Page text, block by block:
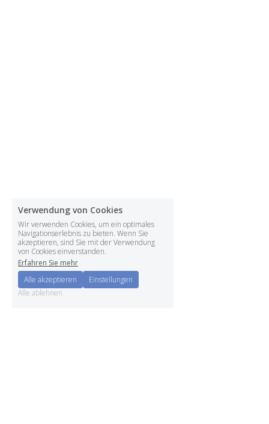
Verwendung von Cookies
Wir verwenden Cookies, um ein optimales
Navigationserlebnis zu bieten. Wenn Sie
akzeptieren, sind Sie mit der Verwendung
von Cookies einverstanden.
Erfahren Sie mehr
Alle akzeptieren
Einstellungen
Alle ablehnen